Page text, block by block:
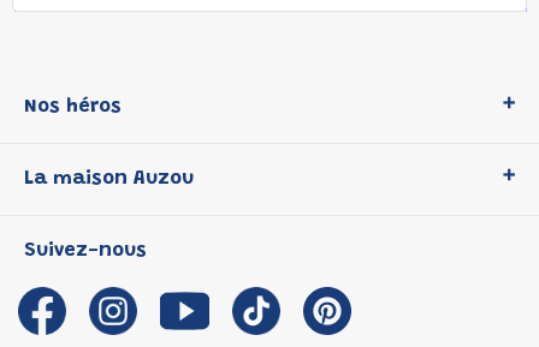
Nos héros
P'tit Loup
Les Influenceuses
Migali
Petite Taupe
La maison Auzou
Notre histoire
Auzou s'engage
Auteurs et illustrateurs Auzou
Suivez-nous